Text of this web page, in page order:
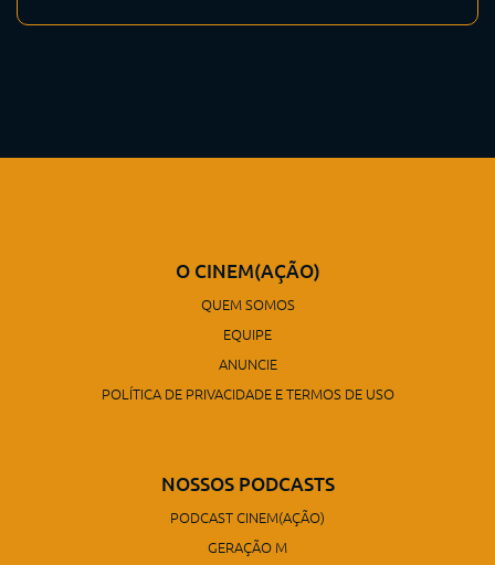
O CINEM(AÇÃO)
QUEM SOMOS
EQUIPE
ANUNCIE
POLÍTICA DE PRIVACIDADE E TERMOS DE USO
NOSSOS PODCASTS
PODCAST CINEM(AÇÃO)
GERAÇÃO M